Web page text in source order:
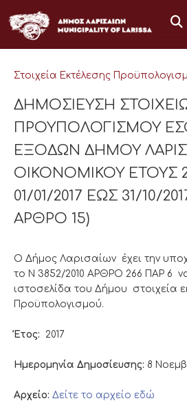
στο
περιεχόμενο
Στοιχεία Εκτέλεσης
ΔΗΜΟΣΙΕΥΣΗ
ΠΡΟΥΠΟΛΟΓΙΣΜΟΥ
ΕΞΟΔΩΝ ΔΗΜΟΥ
ΟΙΚΟΝΟΜΙΚΟΥ ΕΤΟΥΣ
01/01/2017 ΕΩΣ 31/10/
ΑΡΘΡΟ 15)
Ο Δήμος Λαρισαίων έχει την
το Ν 3852/2010 ΑΡΘΡΟ 266 ΠΑΡ 6
ιστοσελίδα του Δήμου στοιχεία
Προϋπολογισμού.
Έτος: 2017
Ημερομηνία Δημοσίευσης: 8
Αρχείο: Δείτε το αρχείο εδώ